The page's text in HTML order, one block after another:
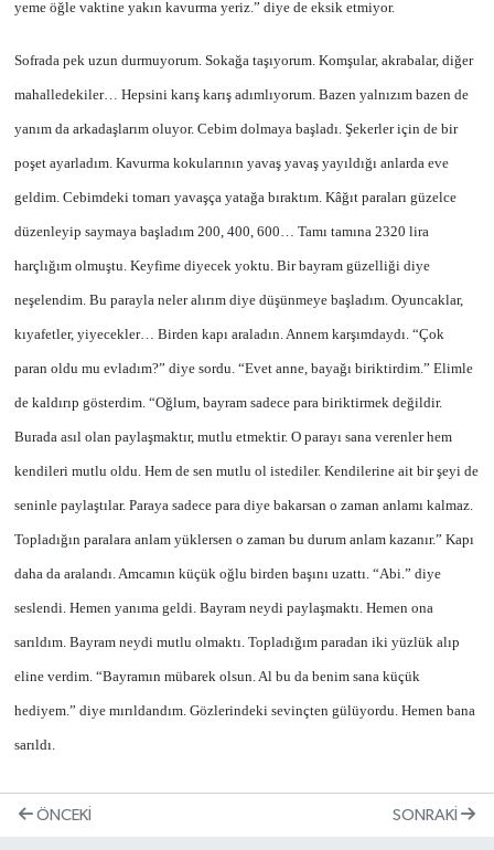
yeme öğle vaktine yakın kavurma yeriz.” diye de eksik etmiyor.
Sofrada pek uzun durmuyorum. Sokağa taşıyorum. Komşular, akrabalar, diğer
mahalledekiler… Hepsini karış karış adımlıyorum. Bazen yalnızım bazen de
yanım da arkadaşlarım oluyor. Cebim dolmaya başladı. Şekerler için de bir
poşet ayarladım. Kavurma kokularının yavaş yavaş yayıldığı anlarda eve
geldim. Cebimdeki tomarı yavaşça yatağa bıraktım. Kâğıt paraları güzelce
düzenleyip saymaya başladım 200, 400, 600… Tamı tamına 2320 lira
harçlığım olmuştu. Keyfime diyecek yoktu. Bir bayram güzelliği diye
neşelendim. Bu parayla neler alırım diye düşünmeye başladım. Oyuncaklar,
kıyafetler, yiyecekler… Birden kapı araladın. Annem karşımdaydı. “Çok
paran oldu mu evladım?” diye sordu. “Evet anne, bayağı biriktirdim.” Elimle
de kaldırıp gösterdim. “Oğlum, bayram sadece para biriktirmek değildir.
Burada asıl olan paylaşmaktır, mutlu etmektir. O parayı sana verenler hem
kendileri mutlu oldu. Hem de sen mutlu ol istediler. Kendilerine ait bir şeyi de
seninle paylaştılar. Paraya sadece para diye bakarsan o zaman anlamı kalmaz.
Topladığın paralara anlam yüklersen o zaman bu durum anlam kazanır.” Kapı
daha da aralandı. Amcamın küçük oğlu birden başını uzattı. “Abi.” diye
seslendi. Hemen yanıma geldi. Bayram neydi paylaşmaktı. Hemen ona
sarıldım. Bayram neydi mutlu olmaktı. Topladığım paradan iki yüzlük alıp
eline verdim. “Bayramın mübarek olsun. Al bu da benim sana küçük
hediyem.” diye mırıldandım. Gözlerindeki sevinçten gülüyordu. Hemen bana
sarıldı.
ÖNCEKI SONRAKI